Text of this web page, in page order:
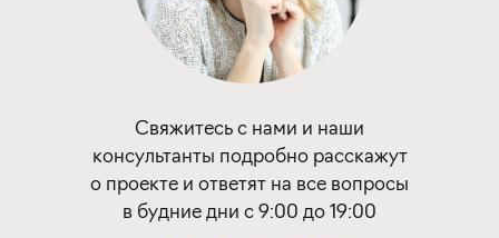
Программа от ВТБ
ставка
от 19,50%
1-й взнос
от 20%
платёж
Свяжитесь с нами и наши
консультанты подробно расскажут
о проекте и ответят на все вопросы
в будние дни с 9:00 до 19:00